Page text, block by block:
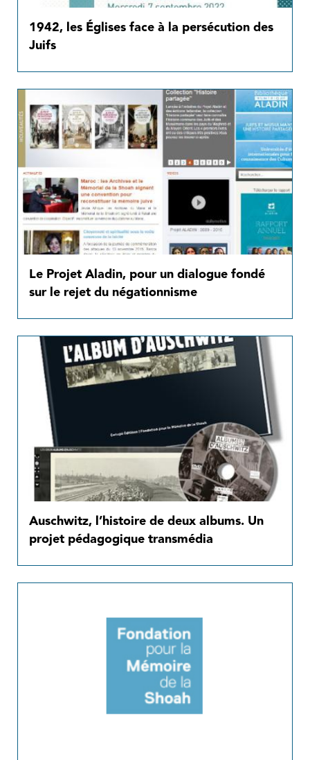
1942, les Églises face à la persécution des
Juifs
Le Projet Aladin, pour un dialogue fondé
sur le rejet du négationnisme
Auschwitz, l’histoire de deux albums. Un
projet pédagogique transmédia